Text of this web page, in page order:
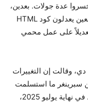
عدة جولات. بعدين،
انتقلوا لزاوية حقوق النشر، مدعين إن المانعين يعدلون كود HTML
تعديلاً على عمل محمي
دي، وقالت إن التغييرات
سبرينغر ما استسلمت
واستأنفت للمحكمة الاتحادية العليا (BGH). في نهاية يوليو 2025،